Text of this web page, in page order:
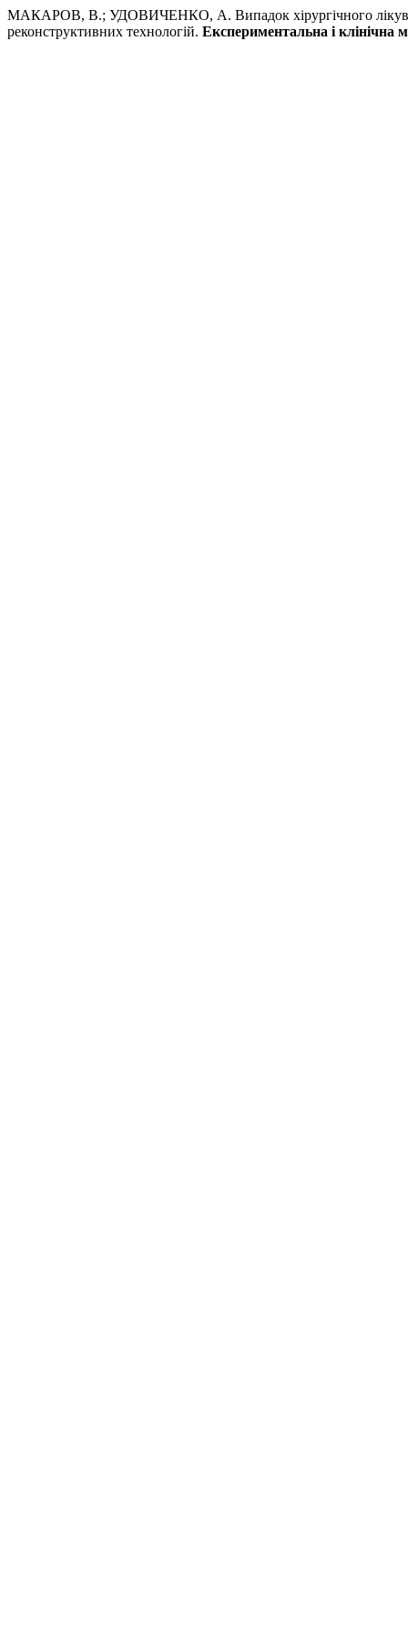
МАКАРОВ, В.; УДОВИЧЕНКО, А. Випадок хірургічного
реконструктивних технологій. Експериментальна і клінічна